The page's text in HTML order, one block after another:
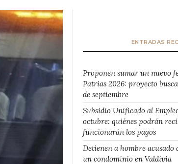
ENTRADAS
Proponen sumar un nuevo
Patrias 2026: proyecto
de septiembre
Subsidio Unificado al
octubre: quiénes podrán
funcionarán los pagos
Detienen a hombre acusado
un condominio en Valdivia